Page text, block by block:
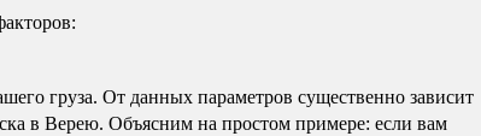
груза. От данных параметров существенно зависит
в Верею. Объясним на простом примере: если вам